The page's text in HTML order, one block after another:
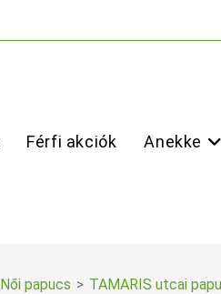
Férfi akciók Anekke
Női papucs > TAMARIS utcai